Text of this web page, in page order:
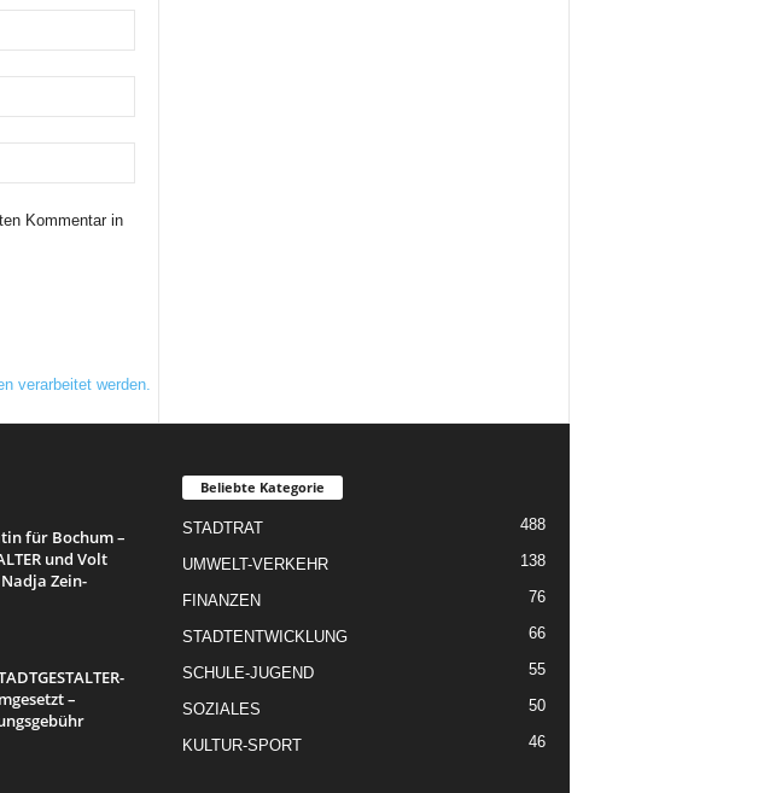
Kommentar in
verarbeitet werden.
für Bochum –
und Volt
Zein-
–
Beliebte Kategorie
STADTRAT 488
UMWELT-VERKEHR 138
FINANZEN 76
STADTENTWICKLUNG 66
SCHULE-JUGEND 55
SOZIALES 50
KULTUR-SPORT 46